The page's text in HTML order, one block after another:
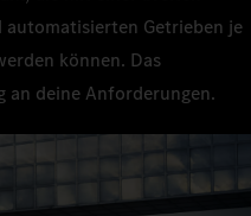
Getrieben je
können. Das
an deine Anforderungen.